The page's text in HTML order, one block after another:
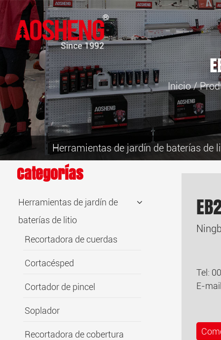
Inicio/
Herramientas de jardín de baterías de
Categorías
Herramientas de jardín de
baterías de litio
Recortadora de cuerdas
Cortacésped
Cortador de pincel
Soplador
Recortadora de cobertura
Tel:
E-